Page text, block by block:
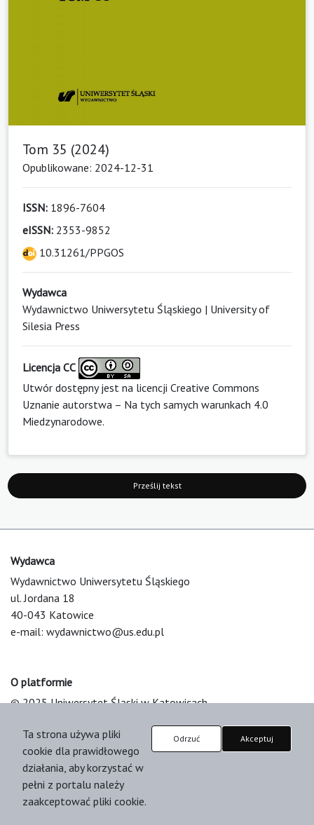
Tom 35 (2024)
Opublikowane: 2024-12-31
ISSN: 1896-7604
eISSN: 2353-9852
10.31261/PPGOS
Wydawca
Wydawnictwo Uniwersytetu Śląskiego | University of
Silesia Press
Licencja CC
Utwór dostępny jest na licencji Creative Commons
Uznanie autorstwa – Na tych samych warunkach 4.0
Miedzynarodowe.
Prześlij tekst
Wydawca
Wydawnictwo Uniwersytetu Śląskiego
ul. Jordana 18
40-043 Katowice
e-mail: wydawnictwo@us.edu.pl
O platformie
© 2025 Uniwersytet Śląski w Katowicach
Platform & Workflow by OJS/PKP
Ta strona używa pliki
cookie dla prawidłowego
działania, aby korzystać w
pełni z portalu należy
zaakceptować pliki cookie.
Odrzuć Akceptuj